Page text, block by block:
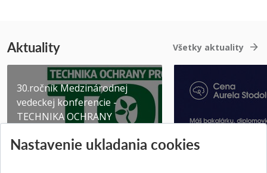
Aktuality Všetky aktuality
30.ročník Medzinárodnej
vedeckej konferencie -
TECHNIKA OCHRANY
Pridané 03.08.2026 Pridané 07.07.2026
Nastavenie ukladania cookies